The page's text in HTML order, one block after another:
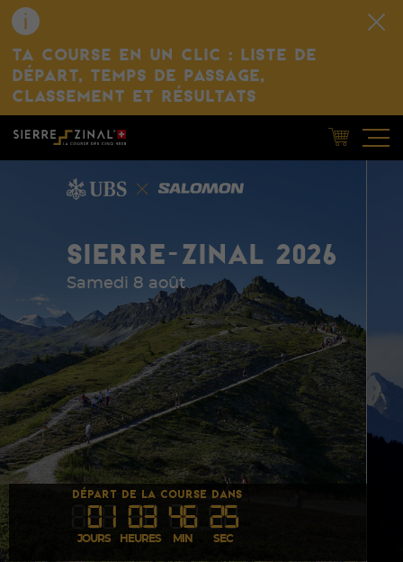
TA COURSE EN UN CLIC : LISTE DE
DÉPART, TEMPS DE PASSAGE,
CLASSEMENT ET RÉSULTATS
SIERRE-ZINAL 2026
Samedi 8 août
DÉPART DE LA COURSE DANS
0 1 03 46 25
JOURS HEURES MIN SEC